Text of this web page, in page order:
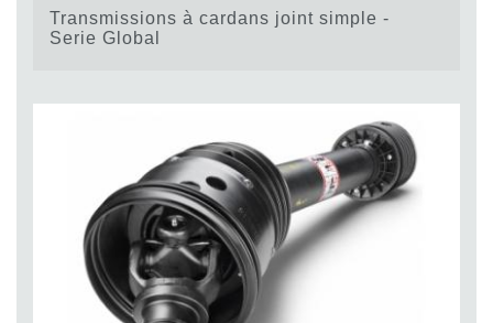
Transmissions à cardans joint simple -
Serie Global